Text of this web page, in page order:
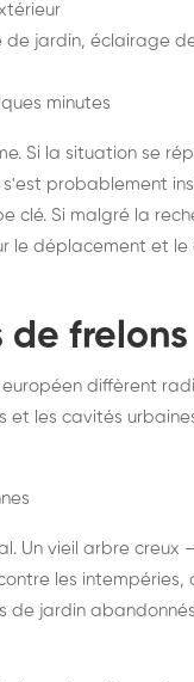
de jardin, éclairage
minutes
Si la situation se
probablement
clé. Si malgré la
le déplacement et
de
diffèrent
et les cavités
Un vieil arbre
les intempéries,
jardin